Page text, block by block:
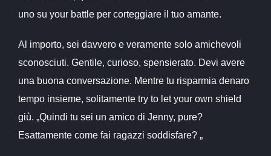
uno su your battle per corteggiare il tuo amante.
Al importo, sei davvero e veramente solo amichevoli
sconosciuti. Gentile, curioso, spensierato. Devi avere
una buona conversazione. Mentre tu risparmia denaro
tempo insieme, solitamente try to let your own shield
giù. „Quindi tu sei un amico di Jenny, pure?
Esattamente come fai ragazzi soddisfare? „